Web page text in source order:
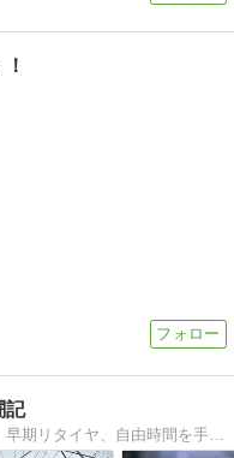
記
独身アラフォー。ぐぅたら大好き。早期リタイヤ、自由時間を手に入れるべく、働かなくても生きていけるようにいろんなお金の稼ぎ方を実践してみたいと思います。